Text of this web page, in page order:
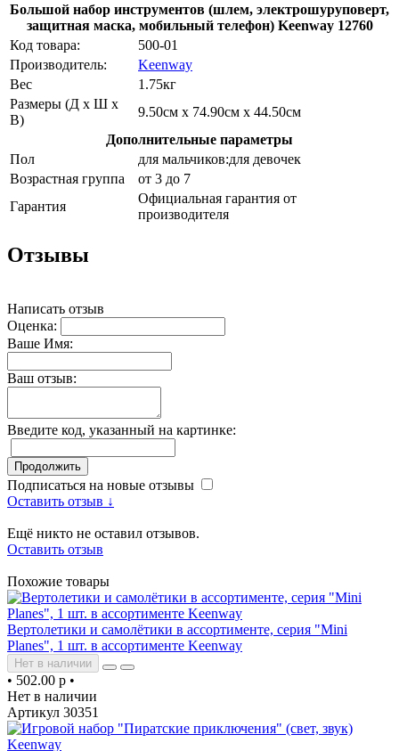
Большой набор инструментов (шлем, электрошуруповерт,
защитная маска, мобильный телефон) Keenway 12760
Код товара:
500-01
Производитель:
Keenway
Вес
1.75кг
Размеры (Д х Ш х
В)
9.50см x 74.90см x 44.50см
Дополнительные параметры
Пол
для мальчиков:для девочек
Возрастная группа
от 3 до 7
Гарантия
Официальная гарантия от
производителя
Отзывы
Написать отзыв
Оценка:
Ваше Имя:
Ваш отзыв:
Введите код, указанный на картинке:
Продолжить
Подписаться на новые отзывы
Оставить отзыв ↓
Ещё никто не оставил отзывов.
Оставить отзыв
Похожие товары
Вертолетики и самолётики в ассортименте, серия "Mini
Planes", 1 шт. в ассортименте Keenway
Нет в наличии
• 502.00 р •
Нет в наличии
Артикул 30351